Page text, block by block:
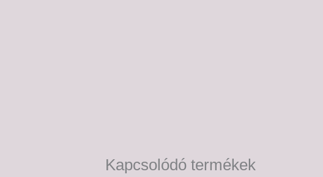
Kapcsolódó termékek